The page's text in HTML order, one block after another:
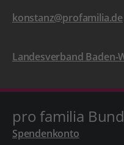
konstanz@profamilia.de
Landesverband Baden-
pro familia
Spendenkonto